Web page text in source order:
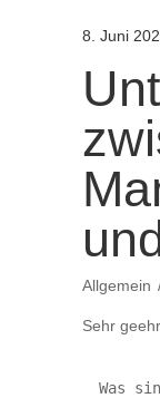
8. Juni
Allgemein
Sehr
Was